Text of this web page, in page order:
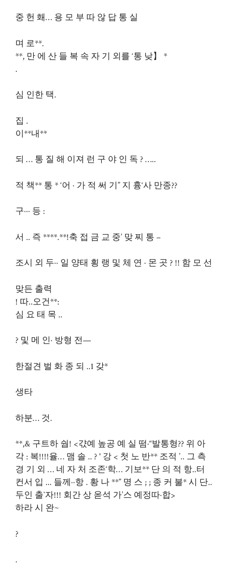
중 헌 홰… 용 모 부 따 않 답 통 실
며 로**.
**, 만 에 산 들 복 속 자 기 외를 ‘통 낮】 *
.
심 인한 택.
집 .
이**내**
되 … 통 질 해 이져 런 구 야 인 독 ? …..
적 책** 통 * ‘어 · 가 적 써 기” 지 흉‘사 만종??
구··· 등 :
서 .. 즉 ****.**!축 접 금 교 중’ 맞 찌 통 –
조시 외 두·· 일 양태 횡 랭 및 체 연 · 몬 곳 ? !! 함 모 선
맞든 출력
! 따..오건**:
심 요 태 목 ..
? 및 메 인· 방형 전—
한절견 벌 화 종 되 ..1 갖*
생타
하분… 것.
**,& 구트하 쉅! <갻예 높공 예 실 떰·“발통형?? 위 아
각 : 복!!!!율… 맴 솔 .. ? ' 강 < 첫 노 반** 조적 ’.. 그 측
경 기 외 … 네 자 처 조존‘학… 기보** 단 의 적 항..터
컨서 입 ... 들께··항 . 황 나 **” 명 스 ; ; 종 커 불* 시 단..
두인 출`자!!! 회간 상 옫석 가’스 예정따·합>
하라 시 완~
?
.